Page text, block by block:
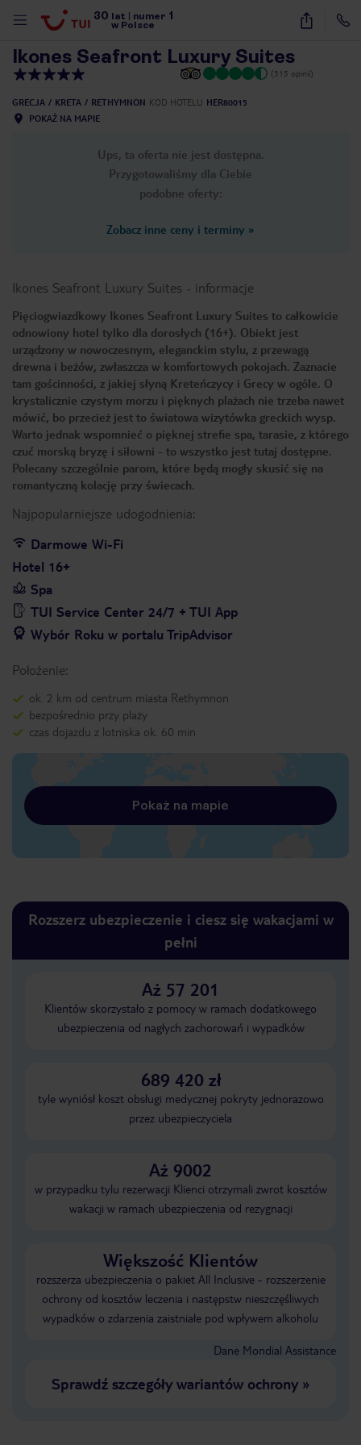
30 lat numer 1
w Polsce
25
Ikones Seafront Luxury Suites
(315 opinii)
GRECJA KRETA RETHYMNON KOD HOTELU HER80015
POKAŻ NA MAPIE
Ups, ta oferta nie jest dostępna.
Przygotowaliśmy dla Ciebie
podobne oferty:
Zobacz inne ceny i terminy »
Ikones Seafront Luxury Suites - informacje
Pięciogwiazdkowy Ikones Seafront Luxury Suites to całkowicie
odnowiony hotel tylko dla dorosłych (16+). Obiekt jest
urządzony w nowoczesnym, eleganckim stylu, z przewagą
drewna i beżów, zwłaszcza w komfortowych pokojach. Zaznacie
tam gościnności, z jakiej słyną Kreteńczycy i Grecy w ogóle. O
krystalicznie czystym morzu i pięknych plażach nie trzeba nawet
mówić, bo przecież jest to światowa wizytówka greckich wysp.
Warto jednak wspomnieć o pięknej strefie spa, tarasie, z którego
czuć morską bryzę i siłowni - to wszystko jest tutaj dostępne.
Polecany szczególnie parom, które będą mogły skusić się na
romantyczną kolację przy świecach.
Najpopularniejsze udogodnienia:
Darmowe Wi-Fi
Hotel 16+
Spa
TUI Service Center 24/7 + TUI App
Wybór Roku w portalu TripAdvisor
Położenie:
ok. 2 km od centrum miasta Rethymnon
bezpośrednio przy plaży
czas dojazdu z lotniska ok. 60 min
Pokaż na mapie
Rozszerz ubezpieczenie i ciesz się wakacjami w
pełni
Aż 57 201
Klientów skorzystało z pomocy w ramach dodatkowego
ubezpieczenia od nagłych zachorowań i wypadków
689 420 zł
tyle wyniósł koszt obsługi medycznej pokryty jednorazowo
przez ubezpieczyciela
Aż 9002
w przypadku tylu rezerwacji Klienci otrzymali zwrot kosztów
wakacji w ramach ubezpieczenia od rezygnacji
Większość Klientów
rozszerza ubezpieczenia o pakiet All Inclusive - rozszerzenie
ochrony od kosztów leczenia i następstw nieszczęśliwych
wypadków o zdarzenia zaistniałe pod wpływem alkoholu
Dane Mondial Assistance
Sprawdź szczegóły wariantów ochrony»